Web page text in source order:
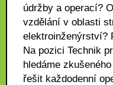
údržby a operací?
vzdělání v oblasti
elektroinženýrství?
Na pozici Technik
hledáme
řešit každodenní